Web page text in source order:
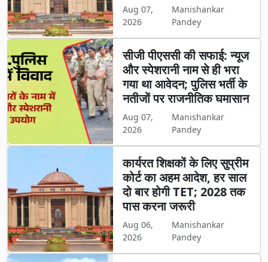
Aug 07,
2026
Manishankar
Pandey
सीजी पीएससी की सफाई: न्यूज
और स्पेशरानी नाम से ही भरा
गया था आवेदन; पुलिस भर्ती के
नतीजों पर राजनीतिक घमासान
Aug 07,
2026
Manishankar
Pandey
कार्यरत शिक्षकों के लिए सुप्रीम
कोर्ट का अहम आदेश, हर साल
दो बार होगी TET; 2028 तक
पास करना जरूरी
Aug 06,
2026
Manishankar
Pandey